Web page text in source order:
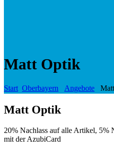
Matt Optik
Start Oberbayern Angebote
Matt Optik
20% Nachlass auf alle Artikel, 5%
mit der AzubiCard